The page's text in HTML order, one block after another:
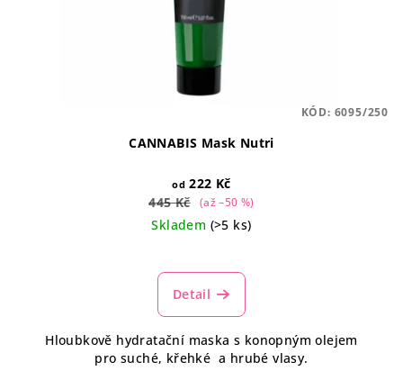
CANNABIS Mask Nutri
od 222 Kč
445 Kč
(až –50 %)
Skladem (>5 ks)
hodnocení
produktu
z
5
Detail
Hloubkově hydratační maska s konopným olejem
pro suché, křehké a hrubé vlasy.
KÓD: 6095/250